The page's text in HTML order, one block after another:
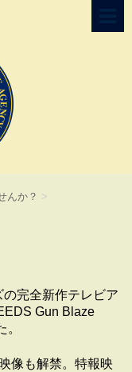
んか？ >
の完全新作テレビア
Gun Blaze
像も解禁。特報映